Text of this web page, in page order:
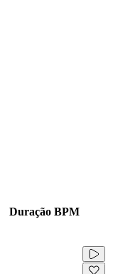
Duração BPM